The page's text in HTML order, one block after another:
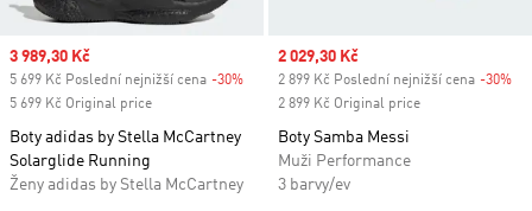
Sale price
3 989,30 Kč
5 699 Kč Poslední nejnižší cena -30% Discount
5 699 Kč Original price
Boty adidas by Stella McCartney
Solarglide Running
Ženy adidas by Stella McCartney
Sale price
2 029,30 Kč
2 899 Kč Poslední nejnižší cena -30%
2 899 Kč Original price
Boty Samba Messi
Muži Performance
3 barvy/ev